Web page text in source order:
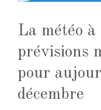
La météo
prévisions
pour
décembre